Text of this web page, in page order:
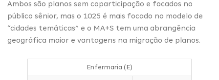
Ambos são planos sem coparticipação e focados no
público sênior, mas o 1025 é mais focado no modelo de
“cidades temáticas” e o MA+S tem uma abrangência
geográfica maior e vantagens na migração de planos.
Enfermaria (E)